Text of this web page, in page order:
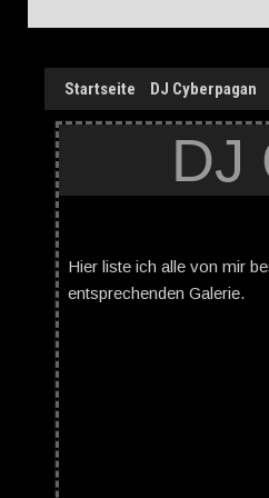
Startseite DJ Cyberpagan
DJ
Hier liste ich alle von mir
entsprechenden Galerie.